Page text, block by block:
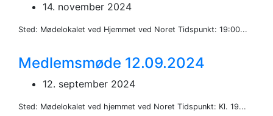
14. november 2024
Sted: Mødelokalet ved Hjemmet ved Noret Tidspunkt: 19:00...
Medlemsmøde 12.09.2024
12. september 2024
Sted: Mødelokalet ved hjemmet ved Noret Tidspunkt: Kl. 19...